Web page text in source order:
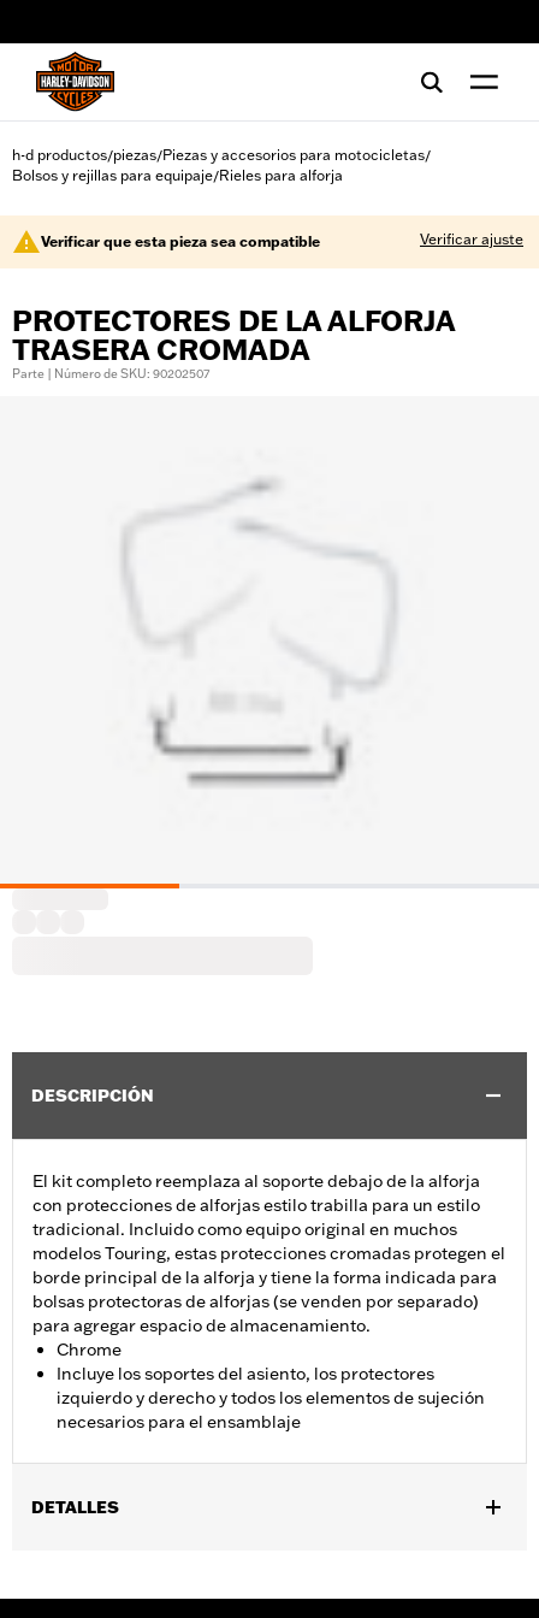
h-d productos/piezas/Piezas y accesorios para motocicletas/
Bolsos y rejillas para equipaje/Rieles para alforja
Verificar que esta pieza sea compatible Verificar ajuste
PROTECTORES DE LA ALFORJA
TRASERA CROMADA
Parte | Número de SKU: 90202507
DESCRIPCIÓN
El kit completo reemplaza al soporte debajo de la alforja
con protecciones de alforjas estilo trabilla para un estilo
tradicional. Incluido como equipo original en muchos
modelos Touring, estas protecciones cromadas protegen el
borde principal de la alforja y tiene la forma indicada para
bolsas protectoras de alforjas (se venden por separado)
para agregar espacio de almacenamiento.
Chrome
Incluye los soportes del asiento, los protectores
izquierdo y derecho y todos los elementos de sujeción
necesarios para el ensamblaje
DETALLES